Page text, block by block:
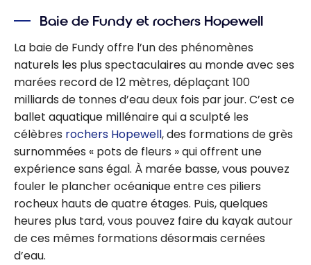
Baie de Fundy et rochers Hopewell
La baie de Fundy offre l’un des phénomènes
naturels les plus spectaculaires au monde avec ses
marées record de 12 mètres, déplaçant 100
milliards de tonnes d’eau deux fois par jour. C’est ce
ballet aquatique millénaire qui a sculpté les
célèbres rochers Hopewell, des formations de grès
surnommées « pots de fleurs » qui offrent une
expérience sans égal. À marée basse, vous pouvez
fouler le plancher océanique entre ces piliers
rocheux hauts de quatre étages. Puis, quelques
heures plus tard, vous pouvez faire du kayak autour
de ces mêmes formations désormais cernées
d’eau.